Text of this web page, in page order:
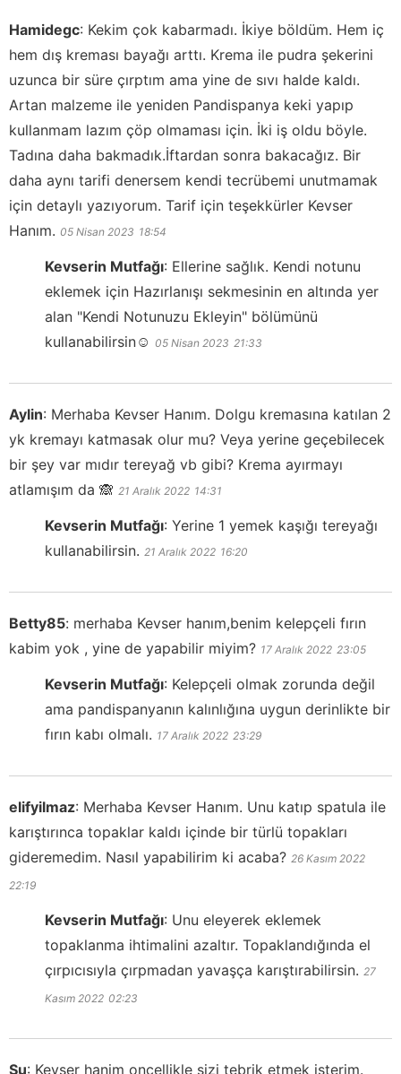
Hamidegc: Kekim çok kabarmadı. İkiye böldüm. Hem iç
hem dış kreması bayağı arttı. Krema ile pudra şekerini
uzunca bir süre çırptım ama yine de sıvı halde kaldı.
Artan malzeme ile yeniden Pandispanya keki yapıp
kullanmam lazım çöp olmaması için. İki iş oldu böyle.
Tadına daha bakmadık.İftardan sonra bakacağız. Bir
daha aynı tarifi denersem kendi tecrübemi unutmamak
için detaylı yazıyorum. Tarif için teşekkürler Kevser
Hanım. 05 Nisan 2023 18:54
Kevserin Mutfağı: Ellerine sağlık. Kendi notunu
eklemek için Hazırlanışı sekmesinin en altında yer
alan "Kendi Notunuzu Ekleyin" bölümünü
kullanabilirsin☺️ 05 Nisan 2023 21:33
Aylin: Merhaba Kevser Hanım. Dolgu kremasına katılan 2
yk kremayı katmasak olur mu? Veya yerine geçebilecek
bir şey var mıdır tereyağ vb gibi? Krema ayırmayı
atlamışım da 🙈 21 Aralık 2022 14:31
Kevserin Mutfağı: Yerine 1 yemek kaşığı tereyağı
kullanabilirsin. 21 Aralık 2022 16:20
Betty85: merhaba Kevser hanım,benim kelepçeli fırın
kabim yok , yine de yapabilir miyim? 17 Aralık 2022 23:05
Kevserin Mutfağı: Kelepçeli olmak zorunda değil
ama pandispanyanın kalınlığına uygun derinlikte bir
fırın kabı olmalı. 17 Aralık 2022 23:29
elifyilmaz: Merhaba Kevser Hanım. Unu katıp spatula ile
karıştırınca topaklar kaldı içinde bir türlü topakları
gideremedim. Nasıl yapabilirim ki acaba? 26 Kasım 2022
22:19
Kevserin Mutfağı: Unu eleyerek eklemek
topaklanma ihtimalini azaltır. Topaklandığında el
çırpıcısıyla çırpmadan yavaşça karıştırabilirsin. 27
Kasım 2022 02:23
Su: Kevser hanim oncellikle sizi tebrik etmek isterim.